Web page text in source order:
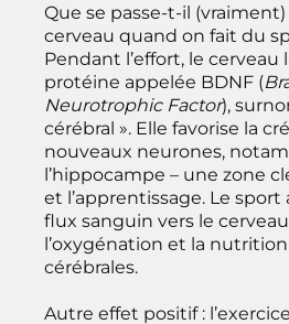
Que se passe-t-il
cerveau quand on fait du
Pendant l’effort, le cerveau
protéine appelée BDNF (
Neurotrophic Factor),
cérébral ». Elle favorise la
nouveaux neurones,
l’hippocampe – une zone
et l’apprentissage. Le
flux sanguin vers le
l’oxygénation et la
cérébrales.
Autre effet positif :